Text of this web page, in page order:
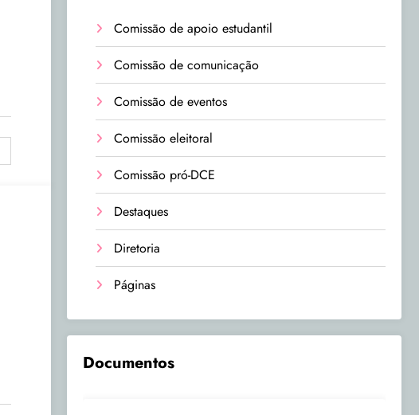
Comissão de apoio estudantil
Comissão de comunicação
Comissão de eventos
Comissão eleitoral
Comissão pró-DCE
Destaques
Diretoria
Páginas
Documentos